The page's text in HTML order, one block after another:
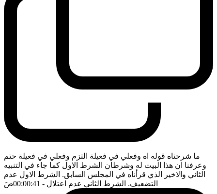
ما شرحناه قوله اه وفعلي في فعيلة التزم وفعلي في فعيلة حتم
وعرفنا ان هذا البيت له وشرطان الشرط الاول كما جاء في التنبيه
الثاني والاخير الذي قرأناه في المجلس السابق. الشرط الاول عدم
التضعيف. الشرط الثاني عدم اعتلال - 00:00:41 ضَ